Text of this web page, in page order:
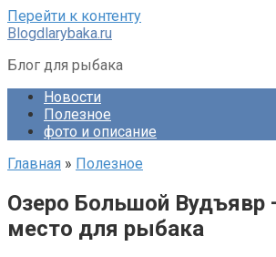
Перейти к контенту
Blogdlarybaka.ru
Блог для рыбака
Новости
Полезное
фото и описание
Главная » Полезное
Озеро Большой Вудъявр
место для рыбака